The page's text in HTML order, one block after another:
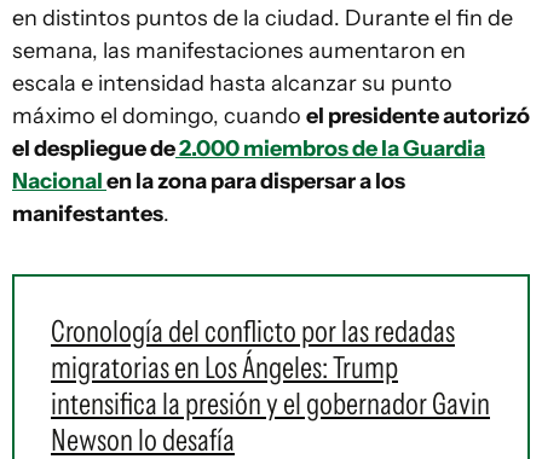
en distintos puntos de la ciudad. Durante el fin de
semana, las manifestaciones aumentaron en
escala e intensidad hasta alcanzar su punto
máximo el domingo, cuando el presidente autorizó
el despliegue de2.000 miembros de la Guardia
Nacionalen la zona para dispersar a los
manifestantes.
Cronología del conflicto por las redadas
migratorias en Los Ángeles: Trump
intensifica la presión y el gobernador Gavin
Newson lo desafía